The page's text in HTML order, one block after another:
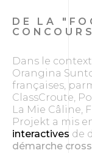
DE LA
CONCOURS
Dans le
Orangina
françaises,
ClassCroute,
La Mie Câline,
Projekt a mis
interactives de
démarche